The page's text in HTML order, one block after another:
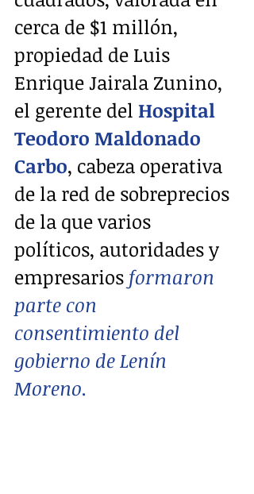
cerca de $1 millón,
propiedad de Luis
Enrique Jairala Zunino,
el gerente del Hospital
Teodoro Maldonado
Carbo, cabeza operativa
de la red de sobreprecios
de la que varios
políticos, autoridades y
empresarios formaron
parte con
consentimiento del
gobierno de Lenín
Moreno.